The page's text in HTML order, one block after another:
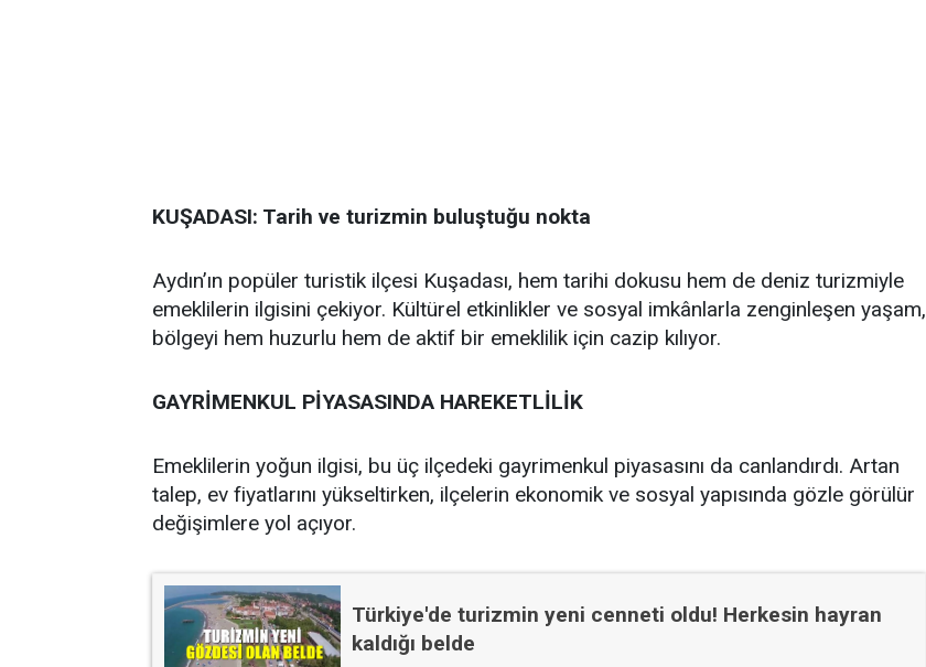
KUŞADASI: Tarih ve turizmin buluştuğu nokta
Aydın’ın popüler turistik ilçesi Kuşadası, hem tarihi dokusu hem de deniz turizmiyle
emeklilerin ilgisini çekiyor. Kültürel etkinlikler ve sosyal imkânlarla zenginleşen yaşam,
bölgeyi hem huzurlu hem de aktif bir emeklilik için cazip kılıyor.
GAYRİMENKUL PİYASASINDA HAREKETLİLİK
Emeklilerin yoğun ilgisi, bu üç ilçedeki gayrimenkul piyasasını da canlandırdı. Artan
talep, ev fiyatlarını yükseltirken, ilçelerin ekonomik ve sosyal yapısında gözle görülür
değişimlere yol açıyor.
Türkiye'de turizmin yeni cenneti oldu! Herkesin hayran
kaldığı belde